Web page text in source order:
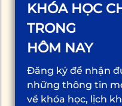
KHÓA HỌC
TRONG
HÔM NAY
Đăng ký để nhận
những thông tin
về khóa học, lịch